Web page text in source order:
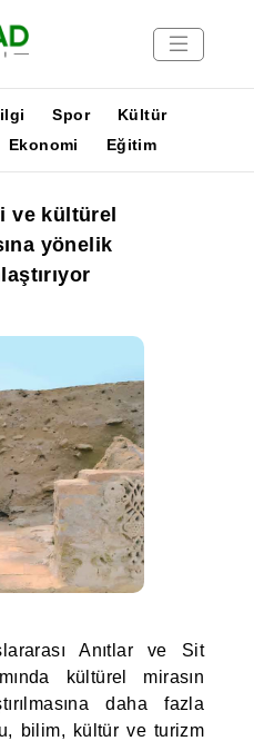
Spor
Kültür
Ekonomi Eğitim
ve kültürel
yönelik
Anıtlar ve Sit
kültürel mirasın
daha fazla
bilim, kültür ve turizm